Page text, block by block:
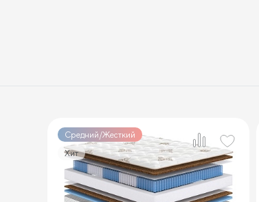
Средний/Жесткий
Хит
1